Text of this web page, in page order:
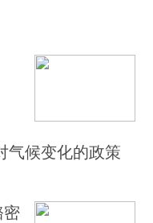
气候变化的政策
密